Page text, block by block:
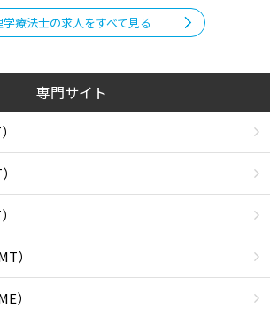
学療法士の求人をすべて見る
専門サイト
）
）